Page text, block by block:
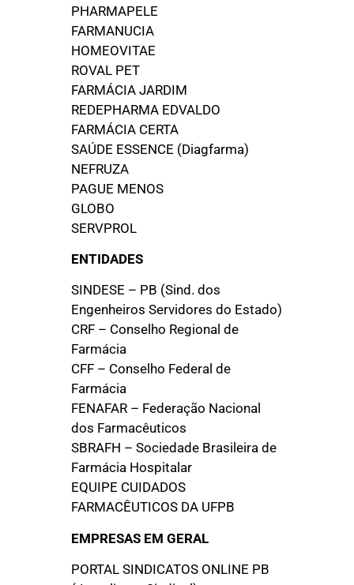
PHARMAPELE
FARMANUCIA
HOMEOVITAE
ROVAL PET
FARMÁCIA JARDIM
REDEPHARMA EDVALDO
FARMÁCIA CERTA
SAÚDE ESSENCE (Diagfarma)
NEFRUZA
PAGUE MENOS
GLOBO
SERVPROL
ENTIDADES
SINDESE – PB (Sind. dos
Engenheiros Servidores do Estado)
CRF – Conselho Regional de
Farmácia
CFF – Conselho Federal de
Farmácia
FENAFAR – Federação Nacional
dos Farmacêuticos
SBRAFH – Sociedade Brasileira de
Farmácia Hospitalar
EQUIPE CUIDADOS
FARMACÊUTICOS DA UFPB
EMPRESAS EM GERAL
PORTAL SINDICATOS ONLINE PB